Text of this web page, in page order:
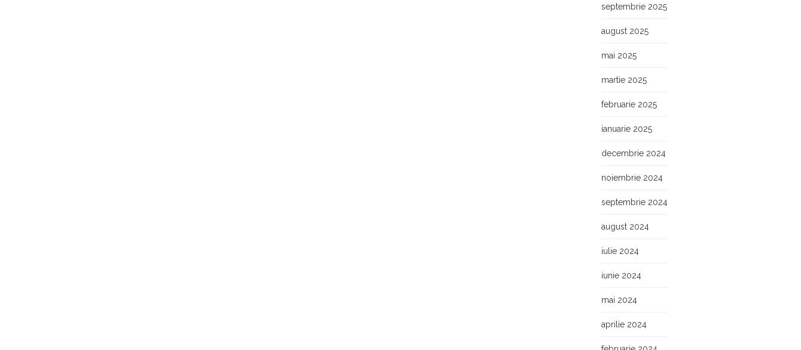
septembrie 2025
august 2025
mai 2025
martie 2025
februarie 2025
ianuarie 2025
decembrie 2024
noiembrie 2024
septembrie 2024
august 2024
iulie 2024
iunie 2024
mai 2024
aprilie 2024